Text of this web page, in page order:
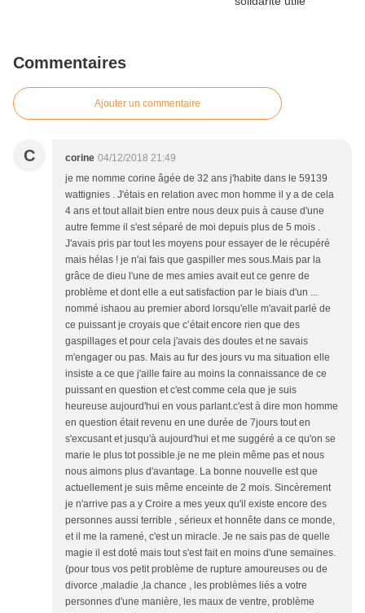
Commentaires
Ajouter un commentaire
C corine 04/12/2018 21:49
je me nomme corine âgée de 32 ans j'habite dans le 59139
wattignies . J'étais en relation avec mon homme il y a de cela
4 ans et tout allait bien entre nous deux puis à cause d'une
autre femme il s'est séparé de moi depuis plus de 5 mois .
J'avais pris par tout les moyens pour essayer de le récupéré
mais hélas ! je n'ai fais que gaspiller mes sous.Mais par la
grâce de dieu l'une de mes amies avait eut ce genre de
problème et dont elle a eut satisfaction par le biais d'un ...
nommé ishaou au premier abord lorsqu'elle m'avait parlé de
ce puissant je croyais que c’était encore rien que des
gaspillages et pour cela j'avais des doutes et ne savais
m'engager ou pas. Mais au fur des jours vu ma situation elle
insiste a ce que j'aille faire au moins la connaissance de ce
puissant en question et c'est comme cela que je suis
heureuse aujourd'hui en vous parlant.c'est à dire mon homme
en question était revenu en une durée de 7jours tout en
s'excusant et jusqu'à aujourd'hui et me suggéré a ce qu'on se
marie le plus tot possible.je ne me plein même pas et nous
nous aimons plus d'avantage. La bonne nouvelle est que
actuellement je suis même enceinte de 2 mois. Sincèrement
je n'arrive pas a y Croire a mes yeux qu'il existe encore des
personnes aussi terrible , sérieux et honnête dans ce monde,
et il me la ramené, c'est un miracle. Je ne sais pas de quelle
magie il est doté mais tout s'est fait en moins d'une semaines.
(pour tous vos petit problème de rupture amoureuses ou de
divorce ,maladie ,la chance , les problèmes liés a votre
personnes d'une manière, les maux de ventre, problème